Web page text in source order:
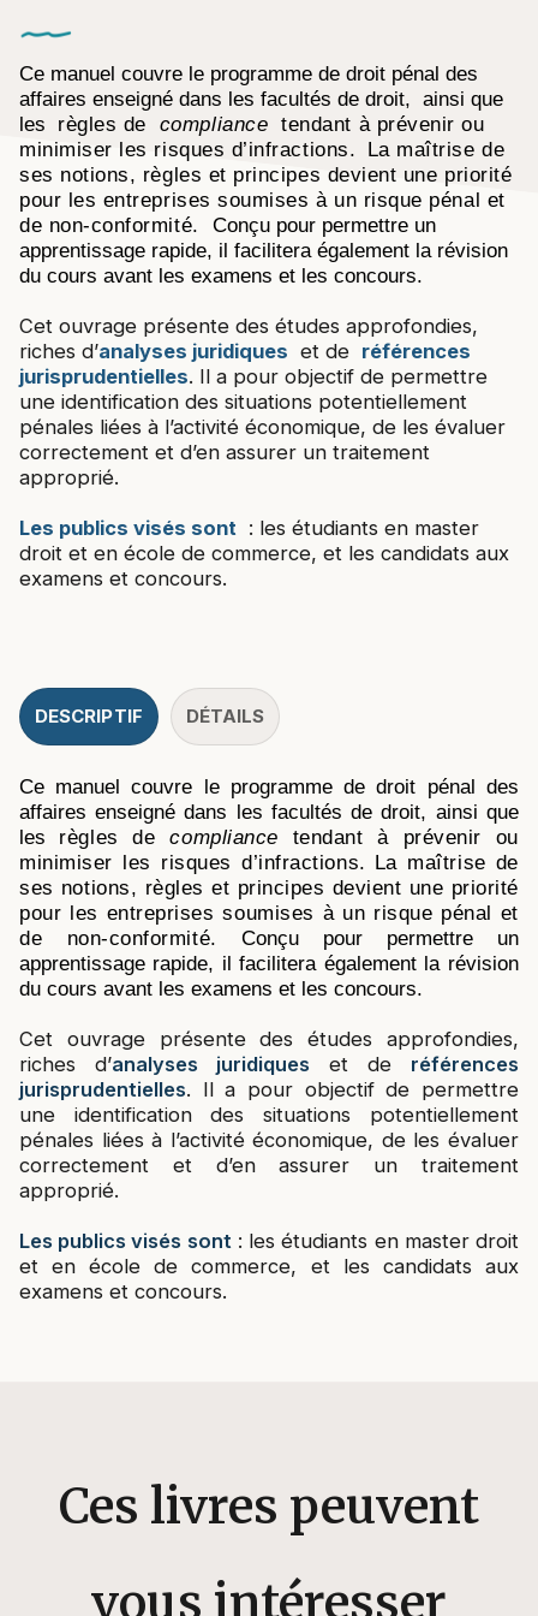
Ce manuel couvre le programme de droit pénal des
affaires enseigné dans les facultés de droit, ainsi que
les
règles de compliance tendant à prévenir ou
minimiser les risques d’infractions. La maîtrise de
ses notions, règles et principes devient une priorité
pour les entreprises soumises à un risque pénal et
de non-conformité. Conçu pour permettre un
apprentissage rapide, il facilitera également la révision
du cours avant les examens et les concours.
Cet ouvrage présente des études approfondies,
riches d’analyses juridiques et de références
jurisprudentielles. Il a pour objectif de permettre
une identification des situations potentiellement
pénales liées à l’activité économique, de les évaluer
correctement et d’en assurer un traitement
approprié.
Les publics visés sont : les étudiants en master
droit et en école de commerce, et les candidats aux
examens et concours.
DESCRIPTIF DÉTAILS
Ce manuel couvre le programme de droit pénal des
affaires enseigné dans les facultés de droit, ainsi que
les
règles decompliance tendant à prévenir ou
minimiser les risques d’infractions. La maîtrise de
ses notions, règles et principes devient une priorité
pour les entreprises soumises à un risque pénal et
de non-conformité.Conçu pour permettre un
apprentissage rapide, il facilitera également la révision
du cours avant les examens et les concours.
Cet ouvrage présente des études approfondies,
riches d’analyses juridiques et de références
jurisprudentielles. Il a pour objectif de permettre
une identification des situations potentiellement
pénales liées à l’activité économique, de les évaluer
correctement et d’en assurer un traitement
approprié.
Les publics visés sont: les étudiants en master droit
et en école de commerce, et les candidats aux
examens et concours.
Ces livres peuvent
vous intéresser